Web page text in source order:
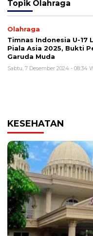
Topik Olahraga
Olahraga
Timnas Indonesia U-17
Piala Asia 2025, Bukti
Garuda Muda
Sabtu, 7 Desember 2024 - 08:34
KESEHATAN